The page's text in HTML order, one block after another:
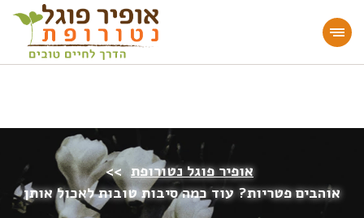
מעוניינים להעמיק או להתחיל דרך חיים בריאה?
הצטרפו לאתר!
אופיר פוגל נטורופת >>
אוהבים פטריות? עוד כמה סיבות טובות לאכול אותן